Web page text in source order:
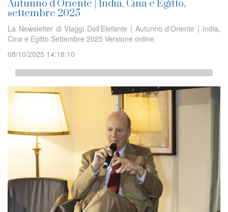
Autunno d'Oriente | India, Cina e Egitto,
settembre 2025
La Newsletter di Viaggi Dell'Elefante | Autunno d'Oriente | India,
Cina e Egitto Settembre 2025 Versione online
08/10/2025 14:18:10